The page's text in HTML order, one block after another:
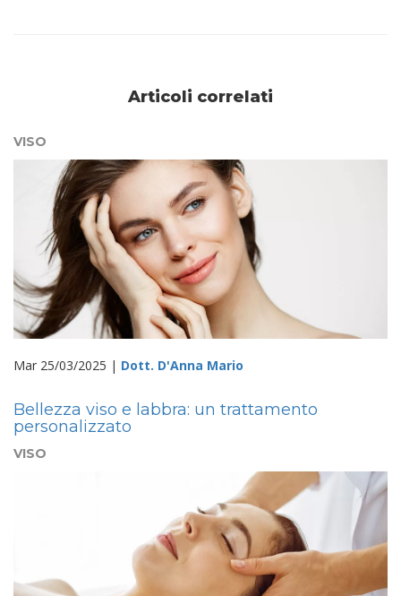
Articoli correlati
VISO
Mar 25/03/2025 | Dott. D'Anna Mario
Bellezza viso e labbra: un trattamento
personalizzato
VISO